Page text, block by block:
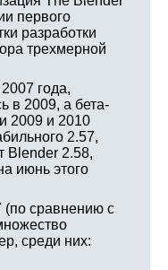
первого
разработки
трехмерной
года,
в 2009, а бета-
2009 и 2010
2.57,
Blender 2.58,
июнь этого
(по сравнению с
среди них: